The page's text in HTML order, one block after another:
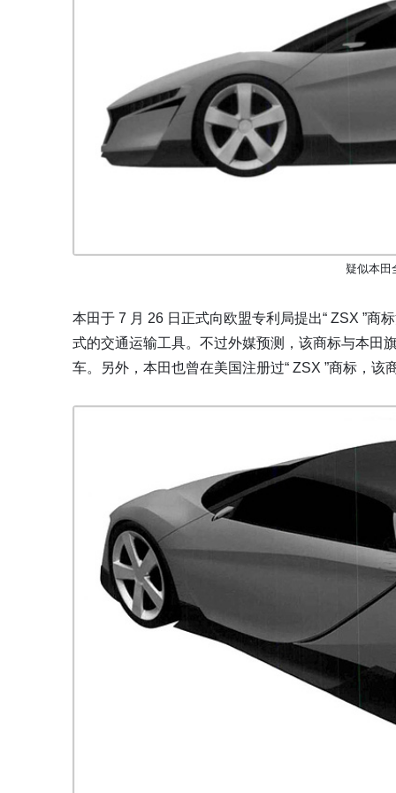
疑似本田
本田于 7 月 26 日正式向欧盟专利局提出“ ZSX ”商
式的交通运输工具。不过外媒预测，该商标与本田
车。另外，本田也曾在美国注册过“ ZSX ”商标，该